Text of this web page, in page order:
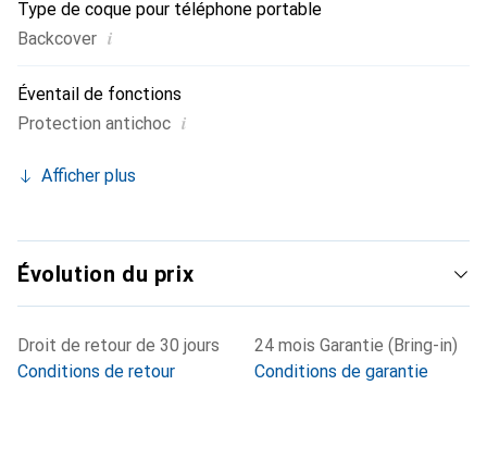
Type de coque pour téléphone portable
Backcover i
Éventail de fonctions
Protection antichoc i
Afficher plus
Évolution du prix
Droit de retour de 30 jours
Conditions de retour
24 mois Garantie (Bring-in)
Conditions de garantie